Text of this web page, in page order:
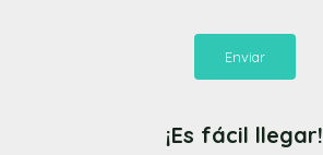
Enviar
¡Es fácil llegar!